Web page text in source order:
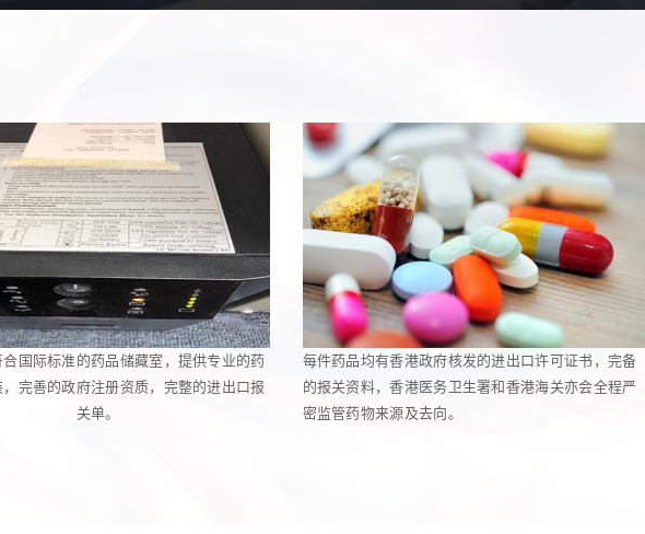
国际标准的药品储藏室，提供专业的药
，完善的政府注册资质，完整的进出口报
关单。
每件药品均有香港政府核发的进出口许可证书，完备
的报关资料，香港医务卫生署和香港海关亦会全程严
密监管药物来源及去向。